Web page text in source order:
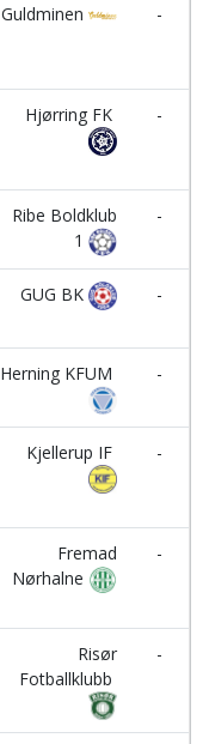
Guldminen
-
Hjørring FK
-
Ribe Boldklub
1
-
GUG BK
-
Herning KFUM -
Kjellerup IF
-
Fremad
Nørhalne
-
Risør
Fotballklubb
-